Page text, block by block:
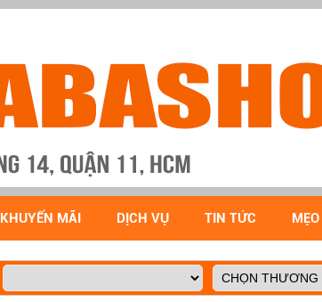
KHUYẾN MÃI DỊCH VỤ TIN TỨC MẸO